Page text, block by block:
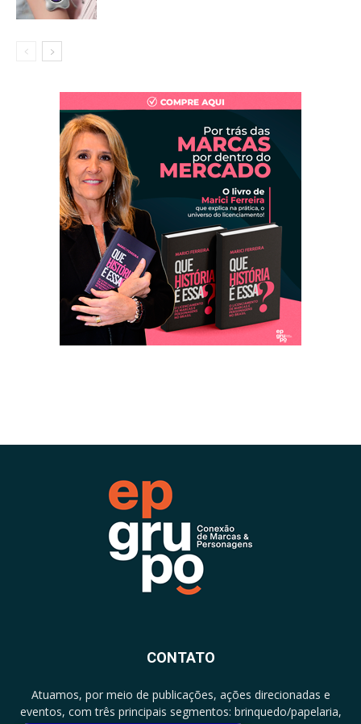
CONTATO
Atuamos, por meio de publicações, ações direcionadas e
eventos, com três principais segmentos: brinquedo/papelaria,